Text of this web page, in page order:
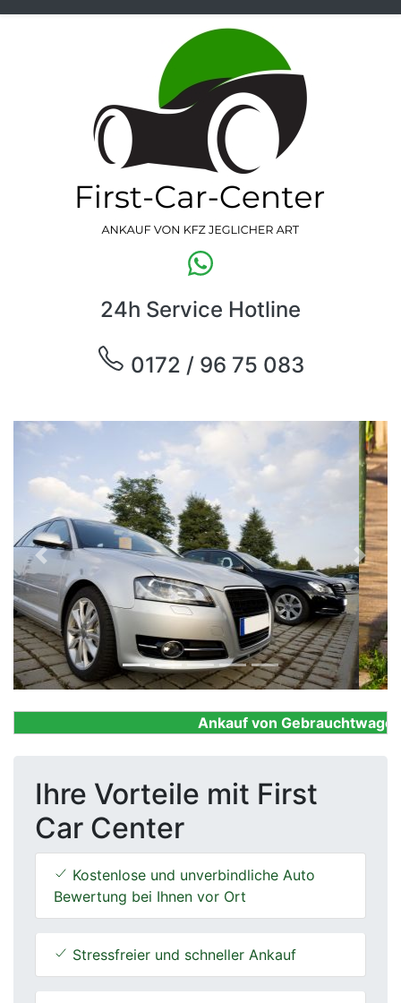
24h Service Hotline
0172 / 96 75 083
Previous Next
Ankauf von
Ihre Vorteile mit First
Car Center
Kostenlose und unverbindliche Auto
Bewertung bei Ihnen vor Ort
Stressfreier und schneller Ankauf